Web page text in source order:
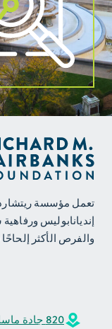
تعمل مؤسسة ريتشارد
إنديانابوليس
والفرص الأكثر
820 جادة ماساتشوستس 820، جناح 1365,